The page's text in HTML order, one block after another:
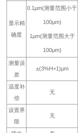
显示精
确度
0.1μm(测量范围小于
100μm)
1μm(测量范围大于
100μm)
测量误
差
±(3%H+1)μm
温度补
偿
无
设置界
限
无